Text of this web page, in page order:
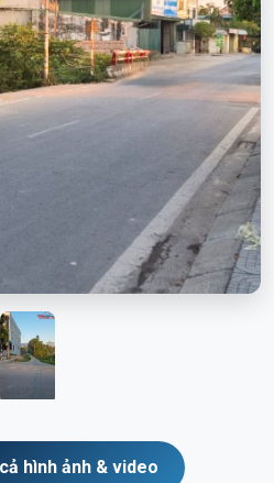
hình ảnh & video